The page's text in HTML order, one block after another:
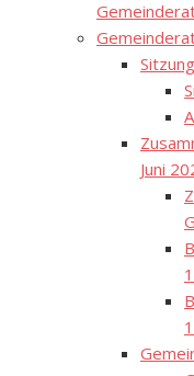
Juni